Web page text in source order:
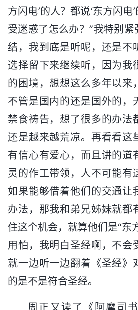
方闪电’的人？都说‘东方闪电
受迷惑了怎么办？”我特别紧
结，我到底是听呢，还是不
选择留下来继续听，因为我
的困境，想想这么多年以来
不管是国内的还是国外的，
禁食祷告，想了很多的办法
还是越来越荒凉。再看看这
有信心有爱心，而且讲的道
灵的作工带领，人不可能有
如果能够借着他们的交通让
办法，那我和弟兄姊妹就都
住这个机会，就算他们是“东
用怕，我明白圣经啊，不会
就一边听一边翻着《圣经》
的是不是符合圣经。
周正又读了《阿摩司